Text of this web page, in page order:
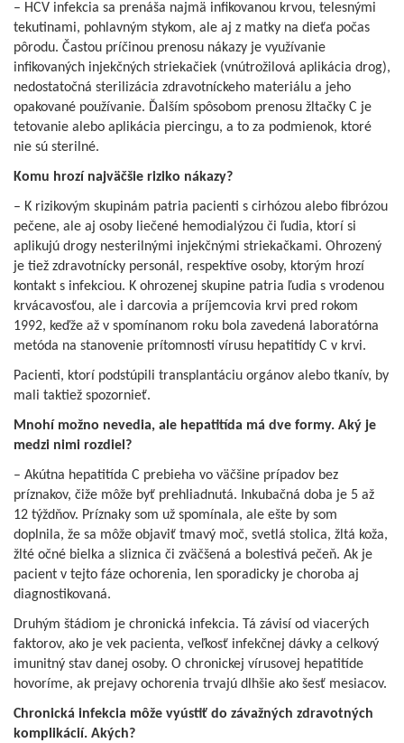
– HCV infekcia sa prenáša najmä infikovanou krvou, telesnými
tekutinami, pohlavným stykom, ale aj z matky na dieťa počas
pôrodu. Častou príčinou prenosu nákazy je využívanie
infikovaných injekčných striekačiek (vnútrožilová aplikácia drog),
nedostatočná sterilizácia zdravotníckeho materiálu a jeho
opakované používanie. Ďalším spôsobom prenosu žltačky C je
tetovanie alebo aplikácia piercingu, a to za podmienok, ktoré
nie sú sterilné.
Komu hrozí najväčšie riziko nákazy?
– K rizikovým skupinám patria pacienti s cirhózou alebo fibrózou
pečene, ale aj osoby liečené hemodialýzou či ľudia, ktorí si
aplikujú drogy nesterilnými injekčnými striekačkami. Ohrozený
je tiež zdravotnícky personál, respektíve osoby, ktorým hrozí
kontakt s infekciou. K ohrozenej skupine patria ľudia s vrodenou
krvácavosťou, ale i darcovia a príjemcovia krvi pred rokom
1992, keďže až v spomínanom roku bola zavedená laboratórna
metóda na stanovenie prítomnosti vírusu hepatitídy C v krvi.
Pacienti, ktorí podstúpili transplantáciu orgánov alebo tkanív, by
mali taktiež spozornieť.
Mnohí možno nevedia, ale hepatitída má dve formy. Aký je
medzi nimi rozdiel?
– Akútna hepatitída C prebieha vo väčšine prípadov bez
príznakov, čiže môže byť prehliadnutá. Inkubačná doba je 5 až
12 týždňov. Príznaky som už spomínala, ale ešte by som
doplnila, že sa môže objaviť tmavý moč, svetlá stolica, žltá koža,
žlté očné bielka a sliznica či zväčšená a bolestivá pečeň. Ak je
pacient v tejto fáze ochorenia, len sporadicky je choroba aj
diagnostikovaná.
Druhým štádiom je chronická infekcia. Tá závisí od viacerých
faktorov, ako je vek pacienta, veľkosť infekčnej dávky a celkový
imunitný stav danej osoby. O chronickej vírusovej hepatitíde
hovoríme, ak prejavy ochorenia trvajú dlhšie ako šesť mesiacov.
Chronická infekcia môže vyústiť do závažných zdravotných
komplikácií. Akých?